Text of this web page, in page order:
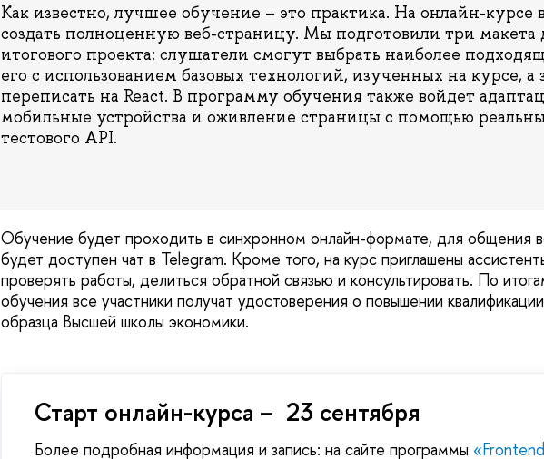
Как известно, лучшее обучение – это практика. На онлайн-курсе
создать полноценную веб-страницу. Мы подготовили три макета
итогового проекта: слушатели смогут выбрать наиболее
его с использованием базовых технологий, изученных на курсе, а
переписать на React. В программу обучения также войдет
мобильные устройства и оживление страницы с помощью
тестового API.
Обучение будет проходить в синхронном онлайн-формате, для общения
будет доступен чат в Telegram. Кроме того, на курс приглашены
проверять работы, делиться обратной связью и консультировать. По
обучения все участники получат удостоверения о повышении
образца Высшей школы экономики.
Старт онлайн-курса – 23 сентября
Более подробная информация и запись: на сайте программы